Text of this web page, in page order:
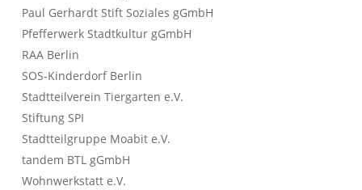
Paul Gerhardt Stift Soziales gGmbH
Pfefferwerk Stadtkultur gGmbH
RAA Berlin
SOS-Kinderdorf Berlin
Stadtteilverein Tiergarten e.V.
Stiftung SPI
Stadtteilgruppe Moabit e.V.
tandem BTL gGmbH
Wohnwerkstatt e.V.